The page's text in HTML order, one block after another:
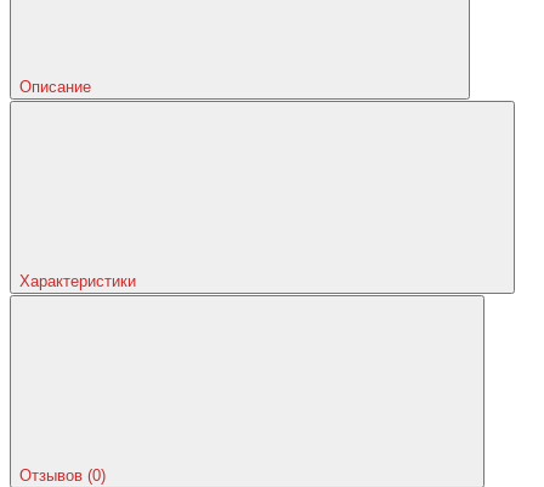
Описание
Характеристики
Отзывов (0)